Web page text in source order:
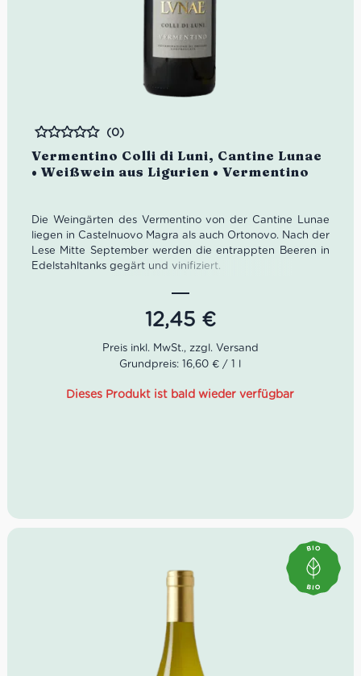
Vermentino Colli di Luni, Cantine Lunae
• Weißwein aus Ligurien • Vermentino
Bewertet
(0)
Die Weingärten des Vermentino von der Cantine Lunae
liegen in Castelnuovo Magra als auch Ortonovo. Nach der
Lese Mitte September werden die entrappten Beeren in
Edelstahltanks gegärt und vinifiziert.
Farbe: Strohgelb, grünliche Nuancen
Geruch: Weißdorn, Pfirsich, Grapefruit
Geschmack: frisch, ausgewogen, charismatisch
Idealer Versandkarton: 21 Flaschen
12,45 €
Grundpreis: 16,60 € / 1 l
Dieses Produkt ist bald wieder verfügbar